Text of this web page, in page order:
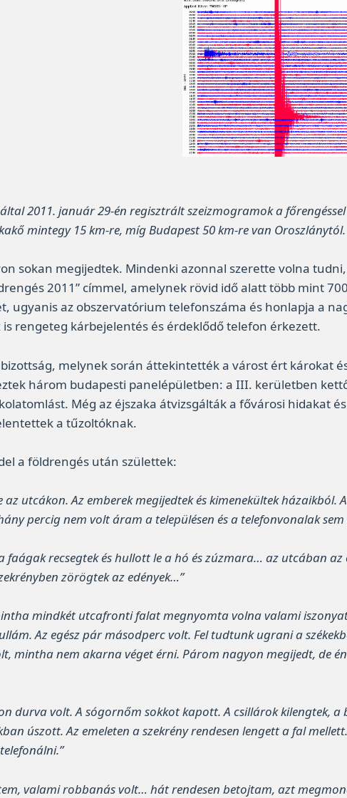
2011. január 29-én regisztrált szeizmogramok a
mintegy 15 km-re, míg Budapest 50 km-re van Oroszlánytól.
sokan megijedtek. Mindenki azonnal szerette volna
2011” címmel, amelynek rövid idő alatt több mint
ugyanis az obszervatórium telefonszáma és honlapja a
rengeteg kárbejelentés és érdeklődő telefon érkezett.
melynek során áttekintették a várost ért károkat
három budapesti panelépületben: a III. kerületben
Még az éjszaka átvizsgálták a fővárosi hidakat
a tűzoltóknak.
a földrengés után születtek:
utcákon. Az emberek megijedtek és kimenekültek házaikból.
percig nem volt áram a településen és a telefonvonalak sem
recsegtek és hullott le a hó és zúzmara… az utcában
zörögtek az edények…”
mindkét utcafronti falat megnyomta volna valami
Az egész pár másodperc volt. Fel tudtunk ugrani a
mintha nem akarna véget érni. Párom nagyon megijedt, de
durva volt. A sógornőm sokkot kapott. A csillárok kilengtek,
úszott. Az emeleten a szekrény rendesen lengett a fal
valami robbanás volt… hát rendesen betojtam, azt